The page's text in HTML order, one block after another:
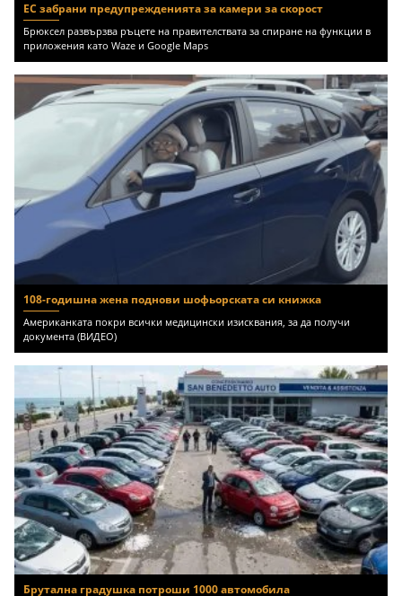
ЕС забрани предупрежденията за камери за скорост
Брюксел развързва ръцете на правителствата за спиране на функции в
приложения като Waze и Google Maps
108-годишна жена поднови шофьорската си книжка
Американката покри всички медицински изисквания, за да получи
документа (ВИДЕО)
Брутална градушка потроши 1000 автомобила